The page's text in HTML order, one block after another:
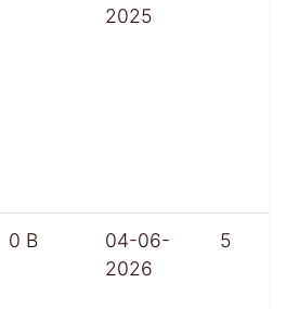
2025
0 B
04-06-
2026
5